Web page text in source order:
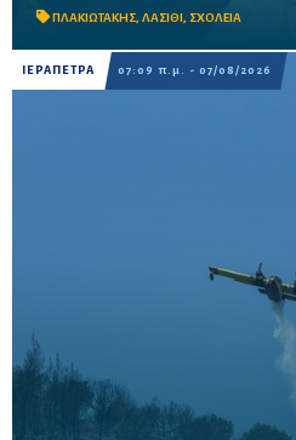
ΠΛΑΚΙΩΤΑΚΗΣ, ΛΑΣΙΘΙ, ΣΧΟΛΕΙΑ
Προβλέπονται ανακαινίσεις
ΙΕΡΑΠΕΤΡΑ 07:09 π.μ. - 07/08/2026